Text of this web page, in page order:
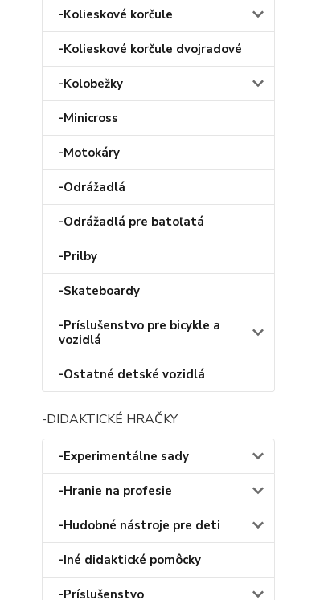
-Kolieskové korčule
-Kolieskové korčule dvojradové
-Kolobežky
-Minicross
-Motokáry
-Odrážadlá
-Odrážadlá pre batoľatá
-Prilby
-Skateboardy
-Príslušenstvo pre bicykle a
vozidlá
-Ostatné detské vozidlá
-DIDAKTICKÉ HRAČKY
-Experimentálne sady
-Hranie na profesie
-Hudobné nástroje pre deti
-Iné didaktické pomôcky
-Príslušenstvo